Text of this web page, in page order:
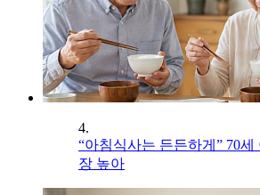
4.
“아침식사는 든든하게” 70
장 높아